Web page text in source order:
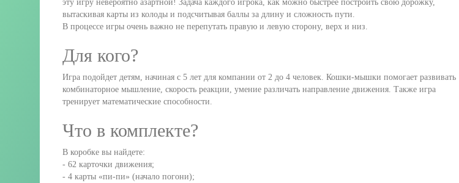
эту игру невероятно азартной! Задача каждого игрока, как можно быстрее построить свою дорожку,
вытаскивая карты из колоды и подсчитывая баллы за длину и сложность пути.
В процессе игры очень важно не перепутать правую и левую сторону, верх и низ.
Для кого?
Игра подойдет детям, начиная с 5 лет для компании от 2 до 4 человек. Кошки-мышки помогает развивать
комбинаторное мышление, скорость реакции, умение различать направление движения. Также игра
тренирует математические способности.
Что в комплекте?
В коробке вы найдете:
- 62 карточки движения;
- 4 карты «пи-пи» (начало погони);